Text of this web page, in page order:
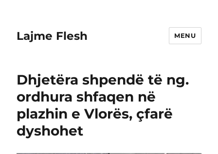
Lajme Flesh MENU
Dhjetëra shpendë të ng.
ordhura shfaqen në
plazhin e Vlorës, çfarë
dyshohet